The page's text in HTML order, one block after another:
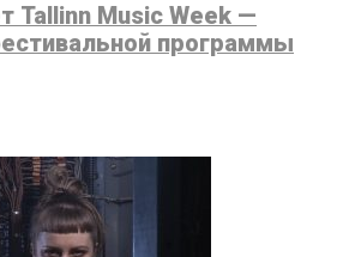
Tallinn Music Week —
программы